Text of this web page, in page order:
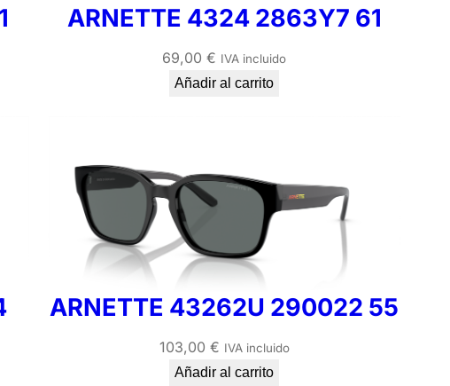
ARNETTE 4324 2863Y7 61
69,00€ IVA incluido
Añadir al carrito
ARNETTE 43262U 290022 55
103,00 € IVA incluido
Añadir al carrito